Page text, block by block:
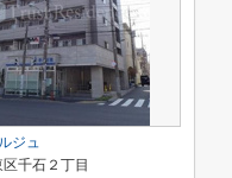
ジュ
千石２丁目